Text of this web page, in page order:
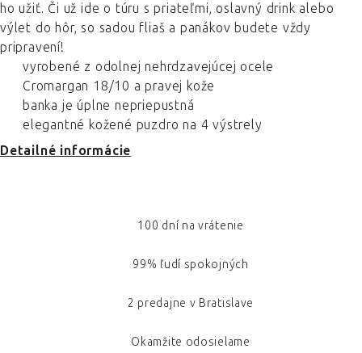
ho užiť. Či už ide o túru s priateľmi, oslavný drink alebo
výlet do hôr, so sadou fliaš a panákov budete vždy
pripravení!
vyrobené z odolnej nehrdzavejúcej ocele
Cromargan 18/10 a pravej kože
banka je úplne nepriepustná
elegantné kožené puzdro na 4 výstrely
Detailné informácie
100 dní na vrátenie
99% ľudí spokojných
2 predajne v Bratislave
Okamžite odosielame